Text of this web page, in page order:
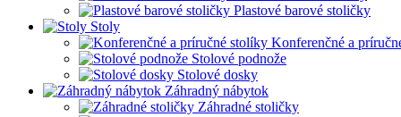
Plastové barové stoličky
Stoly
Konferenčné a
Stolové podnože
Stolové dosky
Záhradný nábytok
Záhradné stoličky